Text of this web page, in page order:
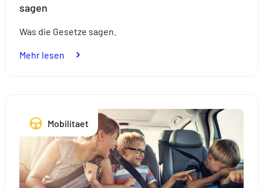
sagen
Was die Gesetze sagen.
Mehr lesen
in
Europa
sagen
Mobilitaet